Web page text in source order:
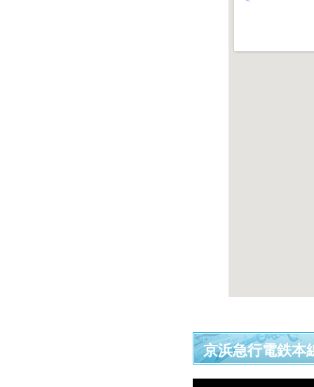
京浜急行電鉄本